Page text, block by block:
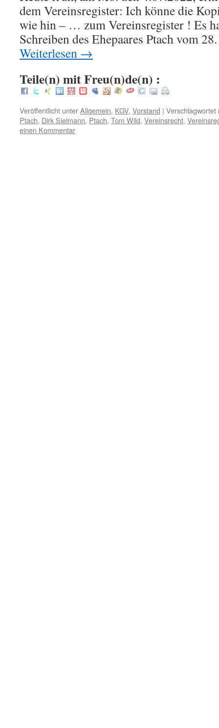
dem Vereinsregister: Ich könne die
wie hin – … zum Vereinsregister ! Es
Schreiben des Ehepaares Ptach vom
Weiterlesen →
Teile(n) mit Freu(n)de(n) :
Veröffentlicht unterAllgemein, KGV, Vorstand | Verschlagwortet
Ptach, Dirk Sielmann, Ptach, Tom Wild, Vereinsrecht,
einen Kommentar